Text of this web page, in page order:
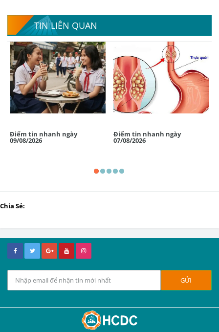
TIN LIÊN QUAN
Điểm tin nhanh ngày
09/08/2026
Điểm tin nhanh ngày
07/08/2026
Chia Sẻ: